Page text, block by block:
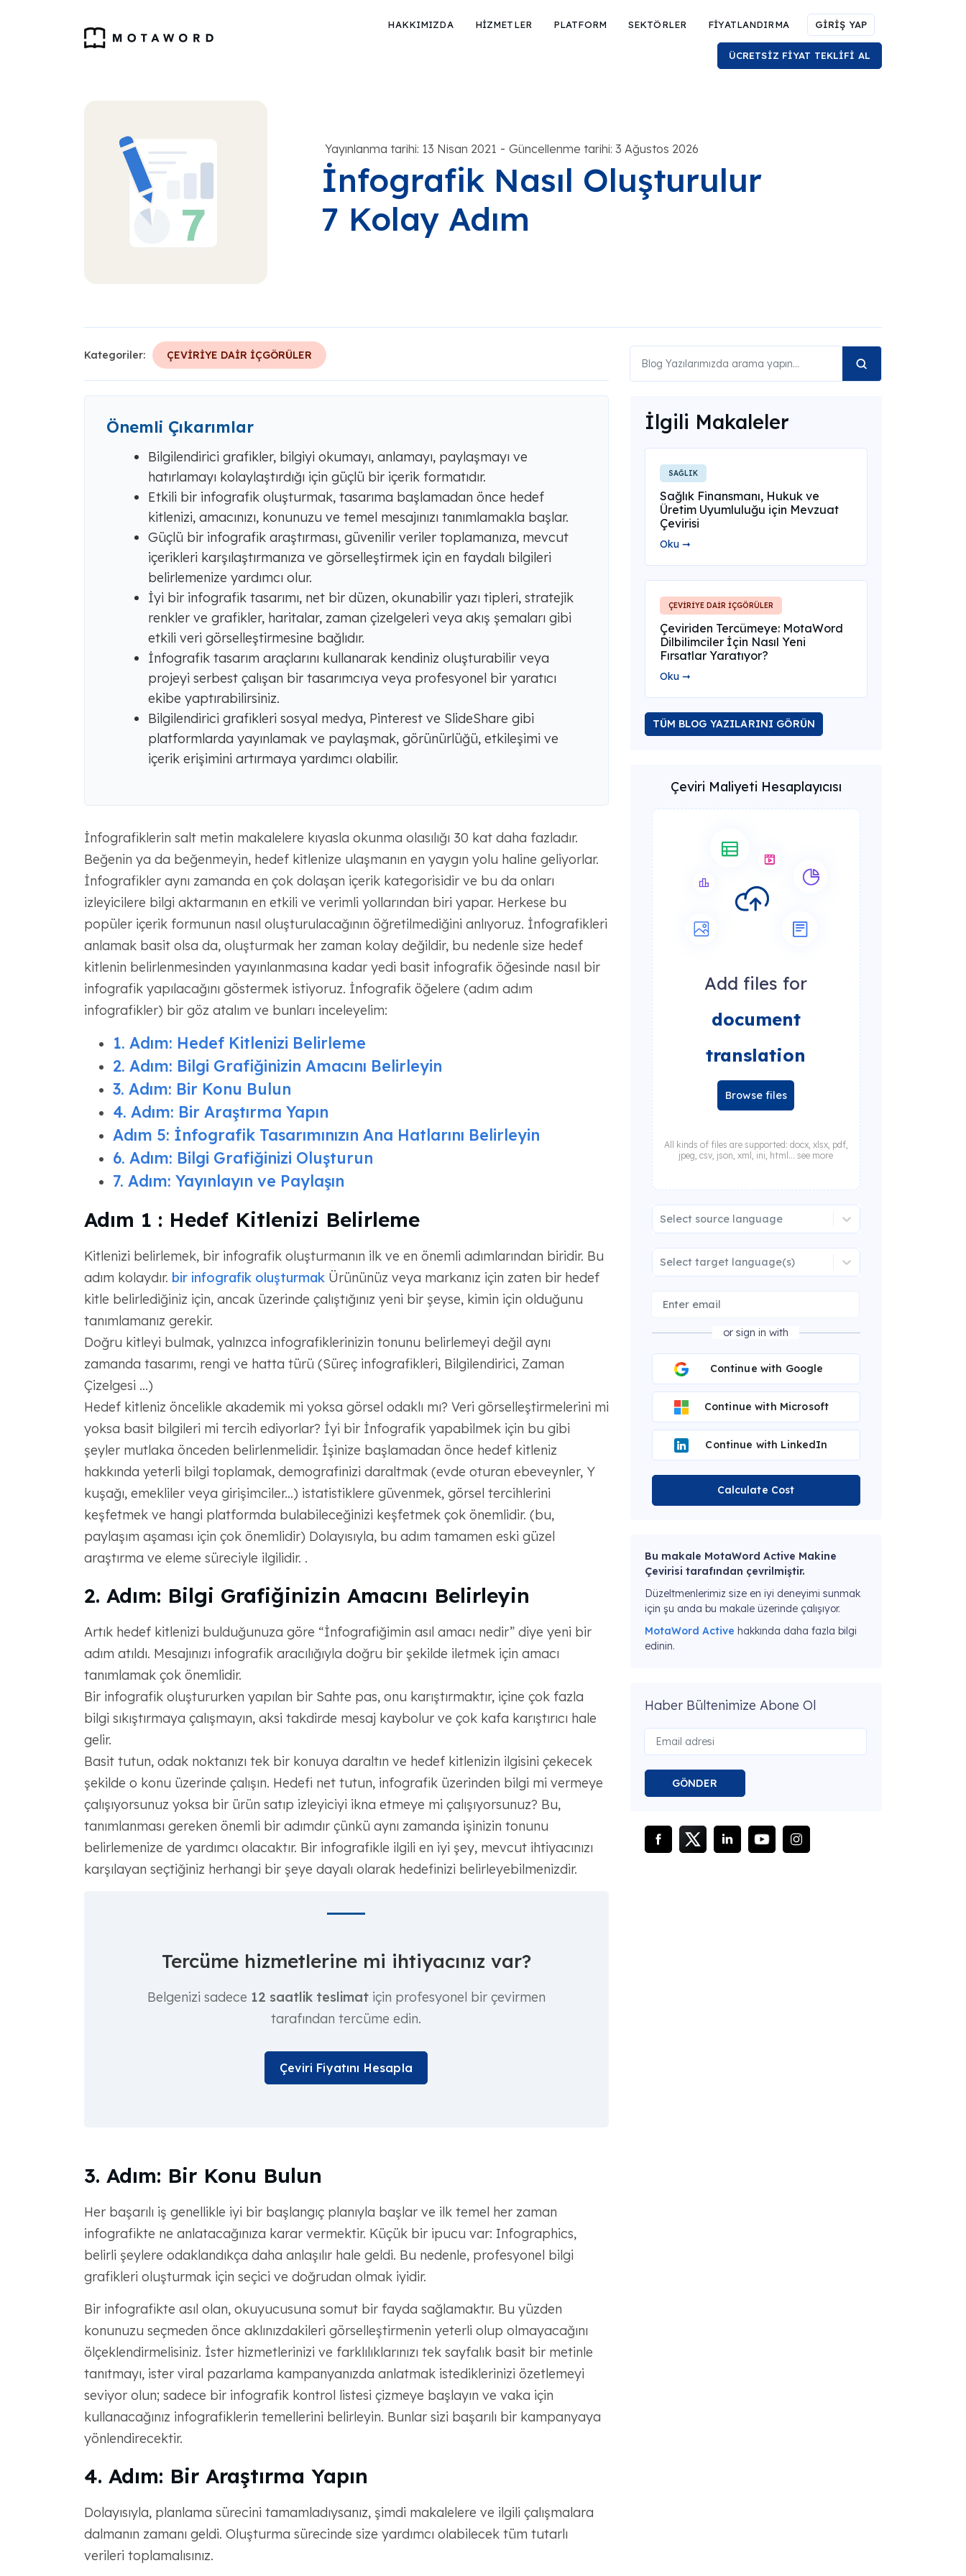
HAKKIMIZDA HİZMETLER PLATFORM SEKTÖRLER FİYATLANDIRMA GİRİŞ YAP
ÜCRETSİZ FİYAT TEKLİFİ AL
Yayınlanma tarihi: 13 Nisan 2021 - Güncellenme tarihi: 3 Ağustos 2026
İnfografik Nasıl Oluşturulur
7 Kolay Adım
Kategoriler: ÇEVİRİYE DAİR İÇGÖRÜLER
Önemli Çıkarımlar
Bilgilendirici grafikler, bilgiyi okumayı, anlamayı, paylaşmayı ve
hatırlamayı kolaylaştırdığı için güçlü bir içerik formatıdır.
Etkili bir infografik oluşturmak, tasarıma başlamadan önce hedef
kitlenizi, amacınızı, konunuzu ve temel mesajınızı tanımlamakla başlar.
Güçlü bir infografik araştırması, güvenilir veriler toplamanıza, mevcut
içerikleri karşılaştırmanıza ve görselleştirmek için en faydalı bilgileri
belirlemenize yardımcı olur.
İyi bir infografik tasarımı, net bir düzen, okunabilir yazı tipleri, stratejik
renkler ve grafikler, haritalar, zaman çizelgeleri veya akış şemaları gibi
etkili veri görselleştirmesine bağlıdır.
İnfografik tasarım araçlarını kullanarak kendiniz oluşturabilir veya
projeyi serbest çalışan bir tasarımcıya veya profesyonel bir yaratıcı
ekibe yaptırabilirsiniz.
Bilgilendirici grafikleri sosyal medya, Pinterest ve SlideShare gibi
platformlarda yayınlamak ve paylaşmak, görünürlüğü, etkileşimi ve
içerik erişimini artırmaya yardımcı olabilir.
İnfografiklerin salt metin makalelere kıyasla okunma olasılığı 30 kat daha fazladır.
Beğenin ya da beğenmeyin, hedef kitlenize ulaşmanın en yaygın yolu haline geliyorlar.
İnfografikler aynı zamanda en çok dolaşan içerik kategorisidir ve bu da onları
izleyicilere bilgi aktarmanın en etkili ve verimli yollarından biri yapar. Herkese bu
popüler içerik formunun nasıl oluşturulacağının öğretilmediğini anlıyoruz. İnfografikleri
anlamak basit olsa da, oluşturmak her zaman kolay değildir, bu nedenle size hedef
kitlenin belirlenmesinden yayınlanmasına kadar yedi basit infografik öğesinde nasıl bir
infografik yapılacağını göstermek istiyoruz. İnfografik öğelere (adım adım
infografikler) bir göz atalım ve bunları inceleyelim:
1. Adım: Hedef Kitlenizi Belirleme
2. Adım: Bilgi Grafiğinizin Amacını Belirleyin
3. Adım: Bir Konu Bulun
4. Adım: Bir Araştırma Yapın
Adım 5: İnfografik Tasarımınızın Ana Hatlarını Belirleyin
6. Adım: Bilgi Grafiğinizi Oluşturun
7. Adım: Yayınlayın ve Paylaşın
Adım 1 : Hedef Kitlenizi Belirleme
Kitlenizi belirlemek, bir infografik oluşturmanın ilk ve en önemli adımlarından biridir. Bu
adım kolaydır. bir infografik oluşturmakÜrününüz veya markanız için zaten bir hedef
kitle belirlediğiniz için, ancak üzerinde çalıştığınız yeni bir şeyse, kimin için olduğunu
tanımlamanız gerekir.
Doğru kitleyi bulmak, yalnızca infografiklerinizin tonunu belirlemeyi değil aynı
zamanda tasarımı, rengi ve hatta türü (Süreç infografikleri, Bilgilendirici, Zaman
Çizelgesi ...)
Hedef kitleniz öncelikle akademik mi yoksa görsel odaklı mı? Veri görselleştirmelerini mi
yoksa basit bilgileri mi tercih ediyorlar? İyi bir İnfografik yapabilmek için bu gibi
şeyler mutlaka önceden belirlenmelidir. İşinize başlamadan önce hedef kitleniz
hakkında yeterli bilgi toplamak, demografinizi daraltmak (evde oturan ebeveynler, Y
kuşağı, emekliler veya girişimciler...) istatistiklere güvenmek, görsel tercihlerini
keşfetmek ve hangi platformda bulabileceğinizi keşfetmek çok önemlidir. (bu,
paylaşım aşaması için çok önemlidir) Dolayısıyla, bu adım tamamen eski güzel
araştırma ve eleme süreciyle ilgilidir. .
2. Adım: Bilgi Grafiğinizin Amacını Belirleyin
Artık hedef kitlenizi bulduğunuza göre “İnfografiğimin asıl amacı nedir” diye yeni bir
adım atıldı. Mesajınızı infografik aracılığıyla doğru bir şekilde iletmek için amacı
tanımlamak çok önemlidir.
Bir infografik oluştururken yapılan bir Sahte pas, onu karıştırmaktır, içine çok fazla
bilgi sıkıştırmaya çalışmayın, aksi takdirde mesaj kaybolur ve çok kafa karıştırıcı hale
gelir.
Basit tutun, odak noktanızı tek bir konuya daraltın ve hedef kitlenizin ilgisini çekecek
şekilde o konu üzerinde çalışın. Hedefi net tutun, infografik üzerinden bilgi mi vermeye
çalışıyorsunuz yoksa bir ürün satıp izleyiciyi ikna etmeye mi çalışıyorsunuz? Bu,
tanımlanması gereken önemli bir adımdır çünkü aynı zamanda işinizin tonunu
belirlemenize de yardımcı olacaktır. Bir infografikle ilgili en iyi şey, mevcut ihtiyacınızı
karşılayan seçtiğiniz herhangi bir şeye dayalı olarak hedefinizi belirleyebilmenizdir.
Tercüme hizmetlerine mi ihtiyacınız var?
Belgenizi sadece 12 saatlik teslimatiçin profesyonel bir çevirmen
tarafından tercüme edin.
Çeviri Fiyatını Hesapla
3. Adım: Bir Konu Bulun
Her başarılı iş genellikle iyi bir başlangıç planıyla başlar ve ilk temel her zaman
infografikte ne anlatacağınıza karar vermektir. Küçük bir ipucu var: Infographics,
belirli şeylere odaklandıkça daha anlaşılır hale geldi. Bu nedenle, profesyonel bilgi
grafikleri oluşturmak için seçici ve doğrudan olmak iyidir.
Bir infografikte asıl olan, okuyucusuna somut bir fayda sağlamaktır. Bu yüzden
konunuzu seçmeden önce aklınızdakileri görselleştirmenin yeterli olup olmayacağını
ölçeklendirmelisiniz. İster hizmetlerinizi ve farklılıklarınızı tek sayfalık basit bir metinle
tanıtmayı, ister viral pazarlama kampanyanızda anlatmak istediklerinizi özetlemeyi
seviyor olun; sadece bir infografik kontrol listesi çizmeye başlayın ve vaka için
kullanacağınız infografiklerin temellerini belirleyin. Bunlar sizi başarılı bir kampanyaya
yönlendirecektir.
4. Adım: Bir Araştırma Yapın
Dolayısıyla, planlama sürecini tamamladıysanız, şimdi makalelere ve ilgili çalışmalara
dalmanın zamanı geldi. Oluşturma sürecinde size yardımcı olabilecek tüm tutarlı
verileri toplamalısınız.
İlgili Makaleler
SAĞLIK
Sağlık Finansmanı, Hukuk ve
Üretim Uyumluluğu için Mevzuat
Çevirisi
Oku ➞
ÇEVİRİYE DAİR İÇGÖRÜLER
Çeviriden Tercümeye: MotaWord
Dilbilimciler İçin Nasıl Yeni
Fırsatlar Yaratıyor?
Oku ➞
TÜM BLOG YAZILARINI GÖRÜN
Çeviri Maliyeti Hesaplayıcısı
Add files for
document
translation
Browse files
All kinds of files are supported: docx, xlsx, pdf,
jpeg, csv, json, xml, ini, html... see more
Select source language
Select target language(s)
or sign in with
Continue with Google
Continue with Microsoft
Continue with LinkedIn
Calculate Cost
Bu makale MotaWord Active Makine
Çevirisi tarafından çevrilmiştir.
Düzeltmenlerimiz size en iyi deneyimi sunmak
için şu anda bu makale üzerinde çalışıyor.
MotaWord Active hakkında daha fazla bilgi
edinin.
Haber Bültenimize Abone Ol
GÖNDER